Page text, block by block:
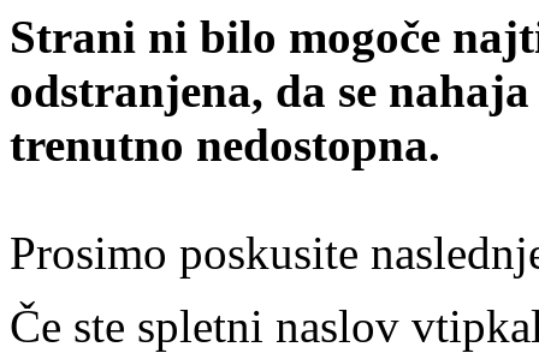
Strani ni bilo mogoče
odstranjena, da se
trenutno nedostopna.
Prosimo poskusite
Če ste spletni naslov